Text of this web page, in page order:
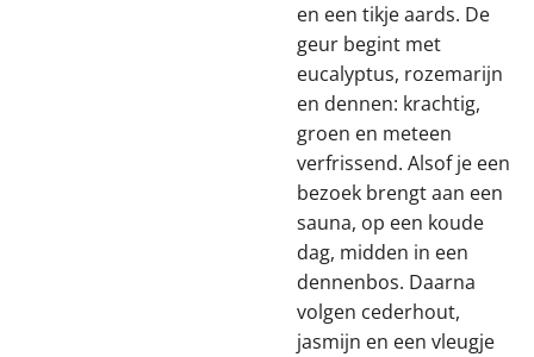
en een tikje aards. De
geur begint met
eucalyptus, rozemarijn
en dennen: krachtig,
groen en meteen
verfrissend. Alsof je een
bezoek brengt aan een
sauna, op een koude
dag, midden in een
dennenbos. Daarna
volgen cederhout,
jasmijn en een vleugje